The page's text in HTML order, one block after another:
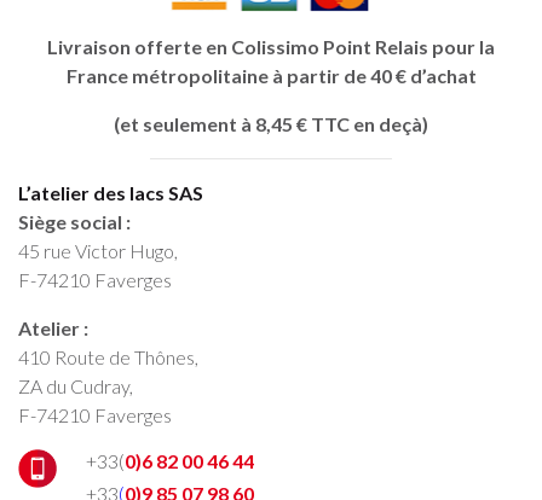
Livraison offerte en Colissimo Point Relais pour la
France métropolitaine à partir de 40 € d’achat
(et seulement à 8,45 € TTC en deçà)
L’atelier des lacs SAS
Siège social :
45 rue Victor Hugo,
F-74210 Faverges
Atelier :
410 Route de Thônes,
ZA du Cudray,
F-74210 Faverges
+33(0)6 82 00 46 44
+33(0)9 85 07 98 60